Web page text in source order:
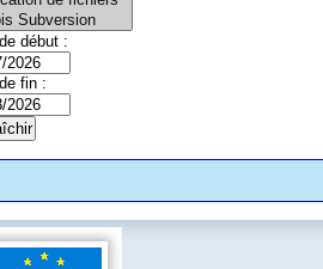
début :
fin :